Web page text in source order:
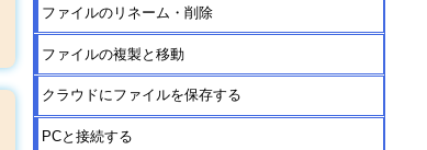
ファイルのリネーム・削除
ファイルの複製と移動
クラウドにファイルを保存する
PCと接続する